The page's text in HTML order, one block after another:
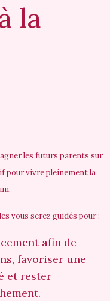
la
les futurs parents sur
pour vivre pleinement la
vous serez guidés pour :
afin de
favoriser une
et rester